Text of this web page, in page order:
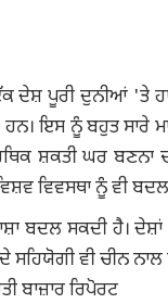
ਪੂਰੀ ਦੁਨੀਆਂ 'ਤੇ
ਇਸ ਨੂੰ ਬਹੁਤ ਸਾਰੇ
ਸ਼ਕਤੀ ਘਰ
ਵਿਵਸਥਾ ਨੂੰ ਵੀ
ਸਕਦੀ ਹੈ। ਦੇਸ਼ਾਂ
ਸਹਿਯੋਗੀ ਵੀ ਚੀਨ
ਬਾਜ਼ਾਰ ਰਿਪੋਰਟ